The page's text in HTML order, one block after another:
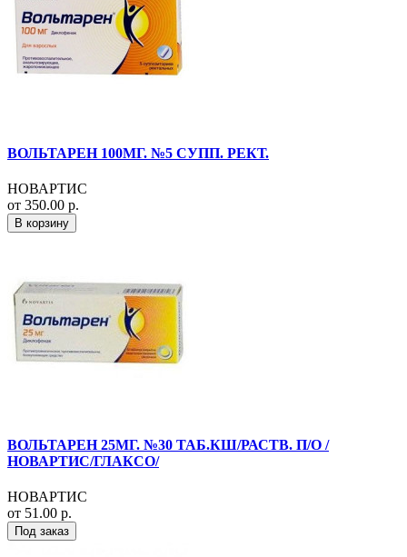
ВОЛЬТАРЕН 100МГ. №5 СУПП. РЕКТ.
НОВАРТИС
от 350.00 р.
В корзину
ВОЛЬТАРЕН 25МГ. №30 ТАБ.КШ/РАСТВ. П/О /
НОВАРТИС/ГЛАКСО/
НОВАРТИС
от 51.00 р.
Под заказ